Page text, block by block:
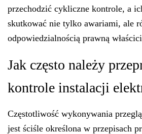
przechodzić cykliczne kontrole, a
skutkować nie tylko awariami, ale
odpowiedzialnością prawną
Jak często należy
kontrole instalacji
Częstotliwość wykonywania
jest ściśle określona w przepisach